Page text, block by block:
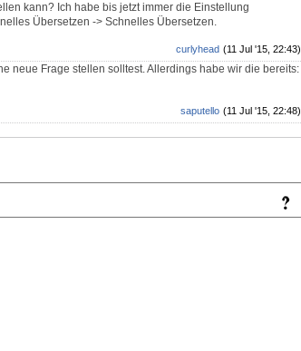
kann? Ich habe bis jetzt immer die Einstellung
Übersetzen -> Schnelles Übersetzen.
(11 Jul '15, 22:43)
curlyhead
neue Frage stellen solltest. Allerdings habe wir die bereits:
(11 Jul '15, 22:48)
saputello